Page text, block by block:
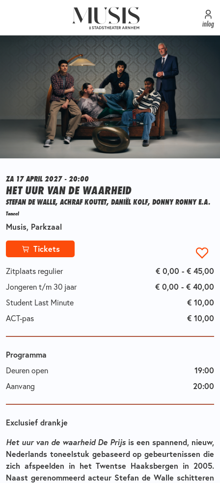
inlog
Het uur van de waarheid De Prijs is een spannend, nieuw,
Nederlands toneelstuk gebaseerd op gebeurtenissen die
zich afspeelden in het Twentse Haaksbergen in 2005.
Naast gerenommeerd acteur Stefan de Walle schitteren
ZA 17 APRIL 2027 - 20:00
HET UUR VAN DE WAARHEID
STEFAN DE WALLE, ACHRAF KOUTET, DANIËL KOLF, DONNY RONNY E.A.
Toneel
Musis, Parkzaal
Tickets
Zitplaats regulier
€ 0,00 - € 45,00
Jongeren t/m 30 jaar
€ 0,00 - € 40,00
Student Last Minute
€ 10,00
ACT-pas
€ 10,00
Programma
Deuren open
Aanvang
19:00
20:00
Exclusief drankje